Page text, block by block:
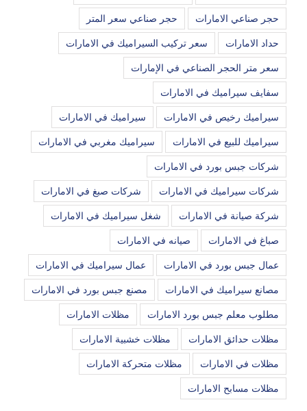
حجر صناعي الامارات حجر صناعي سعر المتر
حداد الامارات سعر تركيب السيراميك في الامارات
سعر متر الحجر الصناعي في الإمارات
سفايف سيراميك في الامارات
سيراميك رخيص في الامارات سيراميك في الامارات
سيراميك للبيع في الامارات سيراميك مغربي في الامارات
شركات جبس بورد في الامارات
شركات سيراميك في الامارات شركات صبغ في الامارات
شركة صيانة في الامارات شغل سيراميك في الامارات
صباغ في الامارات صيانه في الامارات
عمال جبس بورد في الامارات عمال سيراميك في الامارات
مصانع سيراميك في الامارات مصنع جبس بورد في الامارات
مطلوب معلم جبس بورد الامارات مظلات الامارات
مظلات حدائق الامارات مظلات خشبية الامارات
مظلات في الامارات مظلات متحركة الامارات
مظلات مسابح الامارات